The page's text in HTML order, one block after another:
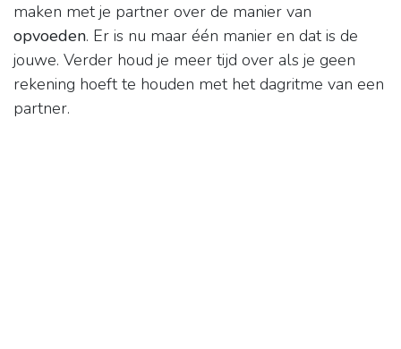
maken met je partner over de manier van
opvoeden. Er is nu maar één manier en dat is de
jouwe. Verder houd je meer tijd over als je geen
rekening hoeft te houden met het dagritme van een
partner.